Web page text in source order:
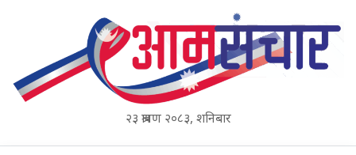
२३ श्रावण २०८३, शनिबार